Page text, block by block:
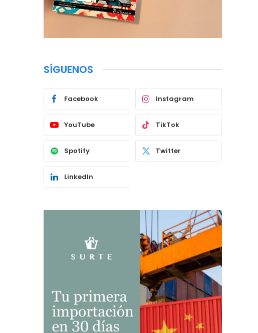
SÍGUENOS
Facebook Instagram
YouTube TikTok
Spotify Twitter
LinkedIn